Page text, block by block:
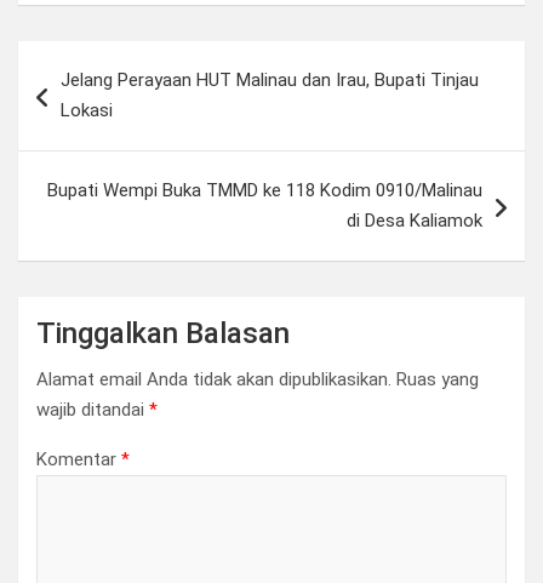
posJelang Perayaan HUT Malinau dan Irau, Bupati Tinjau
Lokasi
Bupati Wempi Buka TMMD ke 118 Kodim 0910/Malinau
di Desa Kaliamok
Tinggalkan Balasan
Alamat email Anda tidak akan dipublikasikan. Ruas yang
wajib ditandai *
Komentar *